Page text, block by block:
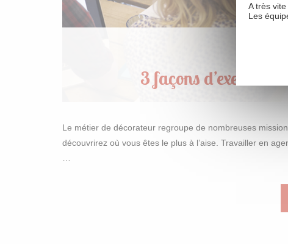
3 façons d’exercer
Le métier de décorateur regroupe de nombreuses
découvrirez où vous êtes le plus à l’aise. Travailler en
A très vite
Les